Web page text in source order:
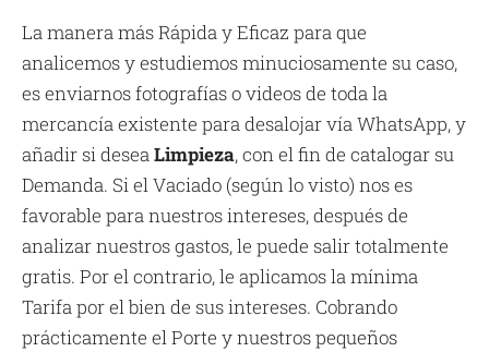
La manera más Rápida y Eficaz para que
analicemos y estudiemos minuciosamente su caso,
es enviarnos fotografías o videos de toda la
mercancía existente para desalojar vía WhatsApp, y
añadir si deseaLimpieza, con el fin de catalogar su
Demanda. Si el Vaciado (según lo visto) nos es
favorable para nuestros intereses, después de
analizar nuestros gastos, le puede salir totalmente
gratis. Por el contrario, le aplicamos la mínima
Tarifa por el bien de sus intereses. Cobrando
prácticamente el Porte y nuestros pequeños